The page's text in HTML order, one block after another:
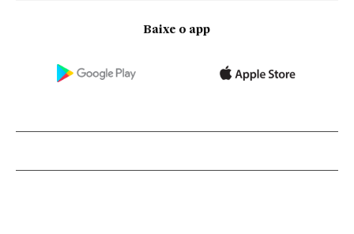
Baixe o app